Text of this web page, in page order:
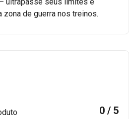
zona de guerra nos treinos.
0 / 5